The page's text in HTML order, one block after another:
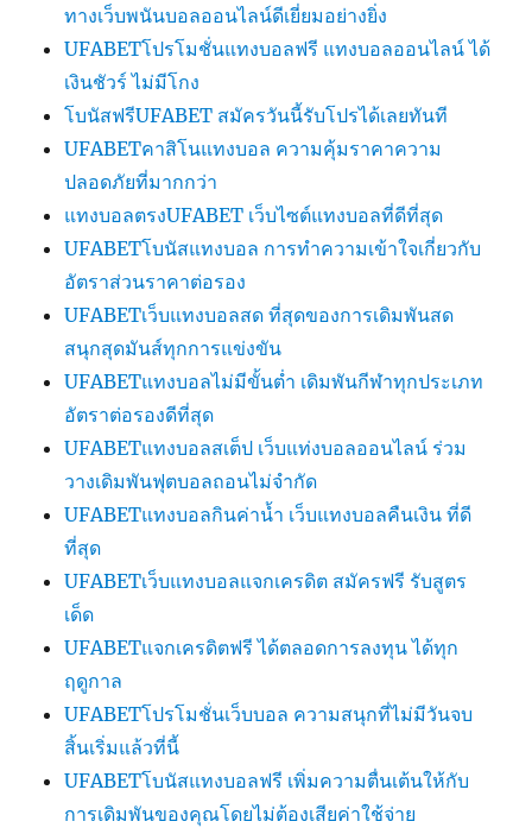
ทางเว็บพนันบอลออนไลน์ดีเยี่ยมอย่างยิ่ง
UFABETโปรโมชั่นแทงบอลฟรี แทงบอลออนไลน์ ได้
เงินชัวร์ ไม่มีโกง
โบนัสฟรีUFABET สมัครวันนี้รับโปรได้เลยทันที
UFABETคาสิโนแทงบอล ความคุ้มราคาความ
ปลอดภัยที่มากกว่า
แทงบอลตรงUFABET เว็บไซต์แทงบอลที่ดีที่สุด
UFABETโบนัสแทงบอล การทำความเข้าใจเกี่ยวกับ
อัตราส่วนราคาต่อรอง
UFABETเว็บแทงบอลสด ที่สุดของการเดิมพันสด
สนุกสุดมันส์ทุกการแข่งขัน
UFABETแทงบอลไม่มีขั้นต่ำ เดิมพันกีฬาทุกประเภท
อัตราต่อรองดีที่สุด
UFABETแทงบอลสเต็ป เว็บแท่งบอลออนไลน์ ร่วม
วางเดิมพันฟุตบอลถอนไม่จำกัด
UFABETแทงบอลกินค่าน้ำ เว็บแทงบอลคืนเงิน ที่ดี
ที่สุด
UFABETเว็บแทงบอลแจกเครดิต สมัครฟรี รับสูตร
เด็ด
UFABETแจกเครดิตฟรี ได้ตลอดการลงทุน ได้ทุก
ฤดูกาล
UFABETโปรโมชั่นเว็บบอล ความสนุกที่ไม่มีวันจบ
สิ้นเริ่มแล้วที่นี้
UFABETโบนัสแทงบอลฟรี เพิ่มความตื่นเต้นให้กับ
การเดิมพันของคุณโดยไม่ต้องเสียค่าใช้จ่าย